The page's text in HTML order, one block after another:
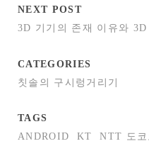
NEXT POST
3D 기기의 존재 이유와 3D
CATEGORIES
칫솔의 구시렁거리기
TAGS
ANDROID
KT NTT 도코